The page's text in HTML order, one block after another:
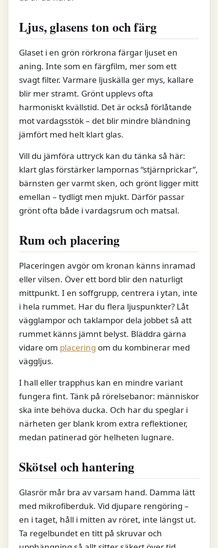
Ljus, glasens ton och färg
Glaset i en grön rörkrona färgar ljuset en
aning. Inte som en färgfilm, mer som ett
svagt filter. Varmare ljuskälla ger mys, kallare
blir mer stramt. Grönt upplevs ofta
harmoniskt kvällstid. Det är också förlåtande
mot vardagsstök – det blir mindre bländning
jämfört med helt klart glas.
Vill du jämföra uttryck kan du tänka så här:
klart glas förstärker lampornas “stjärnprickar”,
bärnsten ger varmt sken, och grönt ligger mitt
emellan – tydligt men mjukt. Därför passar
grönt ofta både i vardagsrum och matsal.
Rum och placering
Placeringen avgör om kronan känns inramad
eller vilsen. Över ett bord blir den naturligt
mittpunkt. I en soffgrupp, centrera i ytan, inte
i hela rummet. Har du flera ljuspunkter? Låt
vägglampor och taklampor dela jobbet så att
rummet känns jämnt belyst. Bläddra gärna
vidare om placering om du kombinerar med
väggljus.
I hall eller trapphus kan en mindre variant
fungera fint. Tänk på rörelsebanor: människor
ska inte behöva ducka. Och har du speglar i
närheten ger blank krom extra reflektioner,
medan patinerad gör helheten lugnare.
Skötsel och hantering
Glasrör mår bra av varsam hand. Damma lätt
med mikrofiberduk. Vid djupare rengöring –
en i taget, håll i mitten av röret, inte längst ut.
Ta regelbundet en titt på skruvar och